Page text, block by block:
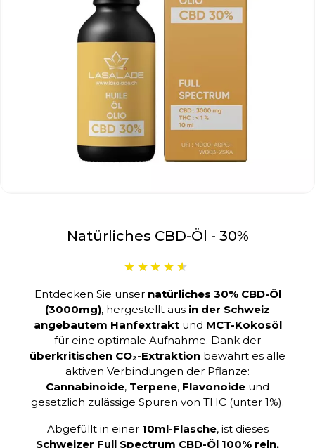
Natürliches CBD-Öl - 30%
Entdecken Sie unser natürliches 30% CBD-Öl
(3000mg), hergestellt aus in der Schweiz
angebautem Hanfextraktund MCT-Kokosöl
für eine optimale Aufnahme. Dank der
überkritischen CO₂-Extraktion bewahrt es alle
aktiven Verbindungen der Pflanze:
Cannabinoide, Terpene, Flavonoide und
gesetzlich zulässige Spuren von THC (unter 1%).
Abgefüllt in einer 10ml-Flasche, ist dieses
Schweizer Full Spectrum CBD-Öl 100% rein,